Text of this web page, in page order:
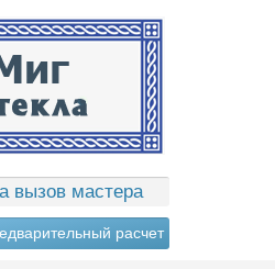
вызов мастера
расчет